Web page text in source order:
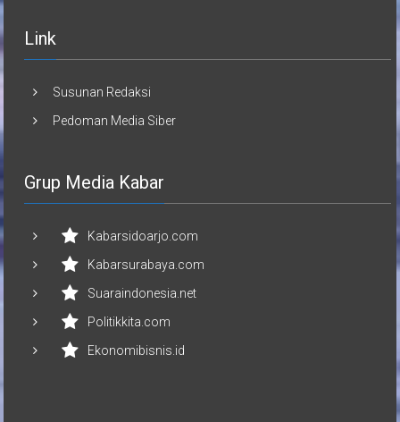
Link
Susunan Redaksi
Pedoman Media Siber
Grup Media Kabar
Kabarsidoarjo.com
Kabarsurabaya.com
Suaraindonesia.net
Politikkita.com
Ekonomibisnis.id